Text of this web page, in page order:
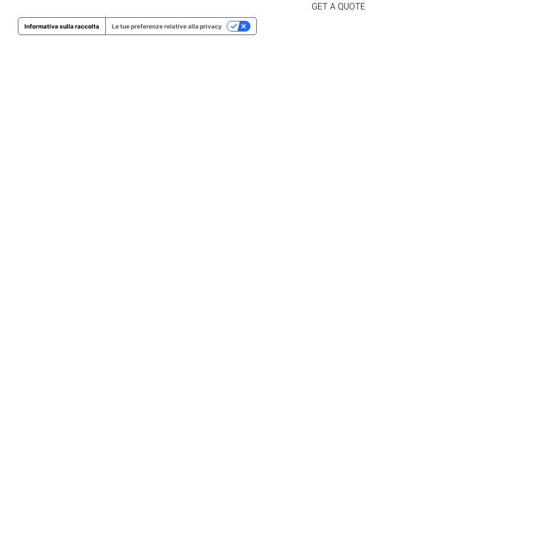
GET A QUOTE
Informativa sulla raccolta Le tue preferenze relative alla privacy